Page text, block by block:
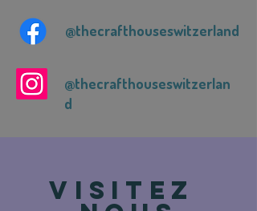
@thecrafthouseswitzerland
@thecrafthouseswitzerlan
d
VISITEZ